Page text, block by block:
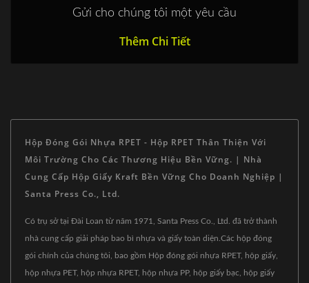
Gửi cho chúng tôi một yêu cầu
Thêm Chi Tiết
Hộp Đóng Gói Nhựa RPET - Hộp RPET Thân Thiện Với
Môi Trường Cho Các Thương Hiệu Bền Vững. | Nhà
Cung Cấp Hộp Giấy Kraft Bền Vững Cho Doanh Nghiệp |
Santa Press Co., Ltd.
Có trụ sở tại Đài Loan từ năm 1971, Santa Press Co., Ltd. đã trở thành
nhà cung cấp giải pháp bao bì nhựa và giấy toàn diện.Các hộp đóng
gói chính của chúng tôi, bao gồm Hộp đóng gói nhựa RPET, hộp giấy,
hộp nhựa PET, hộp nhựa RPET, hộp nhựa PP, hộp giấy bạc, hộp giấy